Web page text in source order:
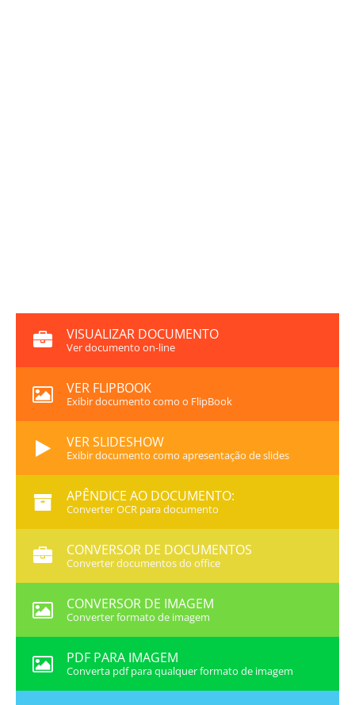
VISUALIZAR DOCUMENTO
Ver documento on-line
VER FLIPBOOK
Exibir documento como o FlipBook
VER SLIDESHOW
Exibir documento como apresentação de slides
APÊNDICE AO DOCUMENTO:
Converter OCR para documento
CONVERSOR DE DOCUMENTOS
Converter documentos do office
CONVERSOR DE IMAGEM
Converter formato de imagem
PDF PARA IMAGEM
Converta pdf para qualquer formato de imagem